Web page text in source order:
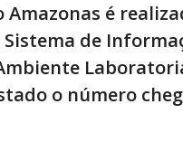
é
de
o número